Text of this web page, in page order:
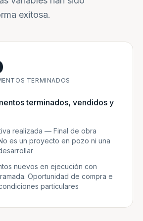
exitosa.
TERMINADOS
terminados, vendidos y
realizada — Final de obra
es un proyecto en pozo ni una
nuevos en ejecución con
Oportunidad de compra e
particulares